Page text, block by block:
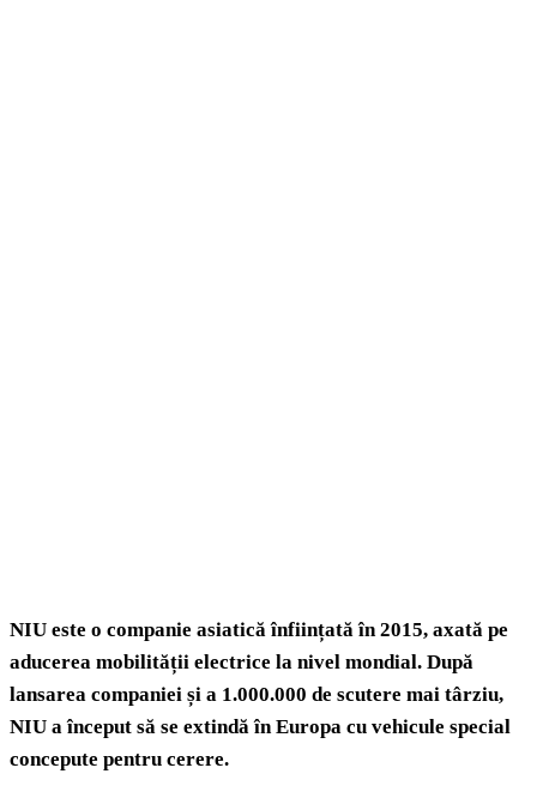
NIU este o companie asiatică înființată în 2015, axată pe
aducerea mobilității electrice la nivel mondial. După
lansarea companiei și a 1.000.000 de scutere mai târziu,
NIU a început să se extindă în Europa cu vehicule special
concepute pentru cerere.